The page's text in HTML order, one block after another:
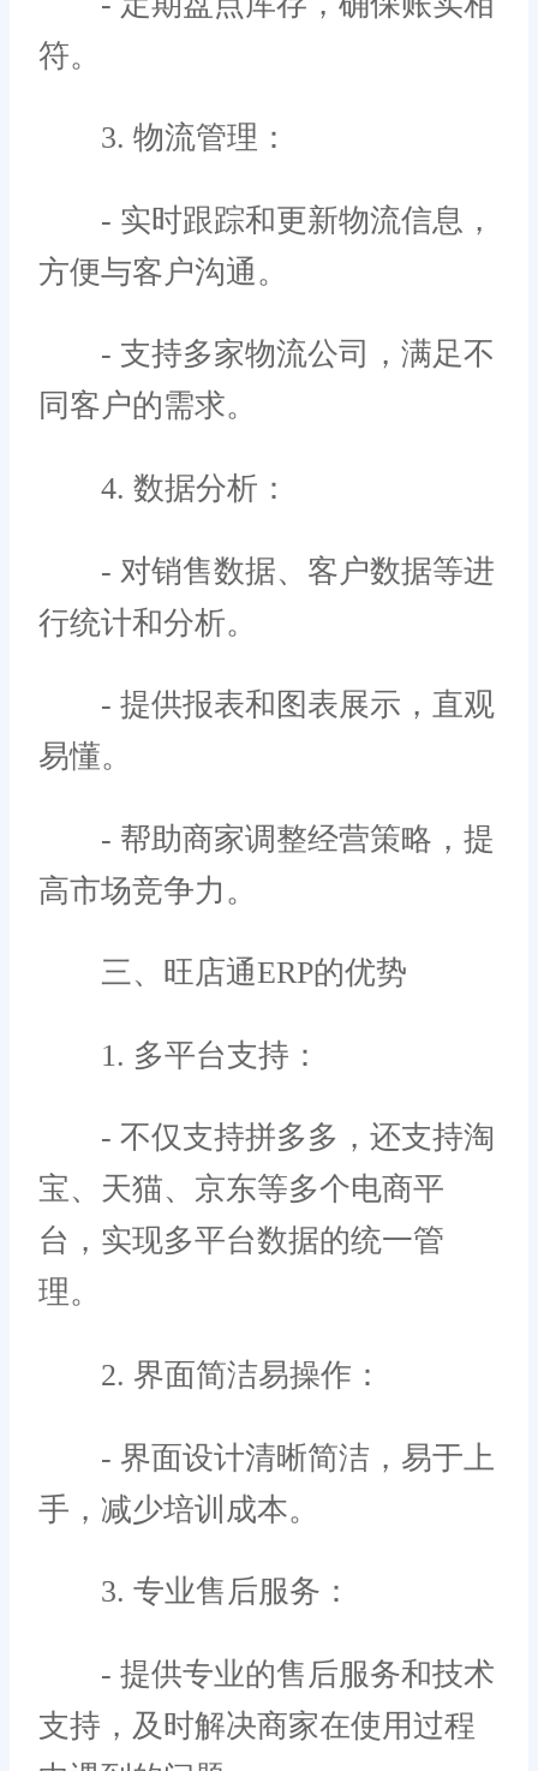
符。
3. 物流管理：
- 实时跟踪和更新物流信息，
方便与客户沟通。
- 支持多家物流公司，满足不
同客户的需求。
4. 数据分析：
- 对销售数据、客户数据等进
行统计和分析。
- 提供报表和图表展示，直观
易懂。
- 帮助商家调整经营策略，提
高市场竞争力。
三、旺店通ERP的优势
1. 多平台支持：
- 不仅支持拼多多，还支持淘
宝、天猫、京东等多个电商平
台，实现多平台数据的统一管
理。
2. 界面简洁易操作：
- 界面设计清晰简洁，易于上
手，减少培训成本。
3. 专业售后服务：
- 提供专业的售后服务和技术
支持，及时解决商家在使用过程